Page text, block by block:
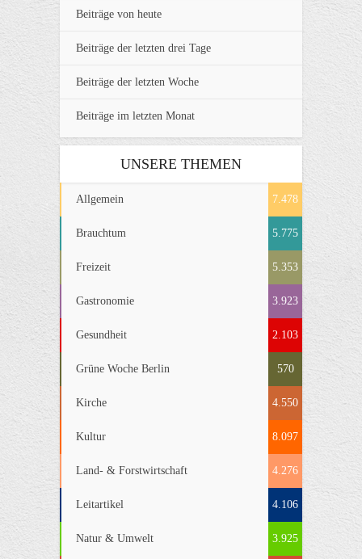
Beiträge von heute
Beiträge der letzten drei Tage
Beiträge der letzten Woche
Beiträge im letzten Monat
UNSERE THEMEN
Allgemein 7.478
Brauchtum 5.775
Freizeit 5.353
Gastronomie 3.923
Gesundheit 2.103
Grüne Woche Berlin 570
Kirche 4.550
Kultur 8.097
Land- & Forstwirtschaft 4.276
Leitartikel 4.106
Natur & Umwelt 3.925